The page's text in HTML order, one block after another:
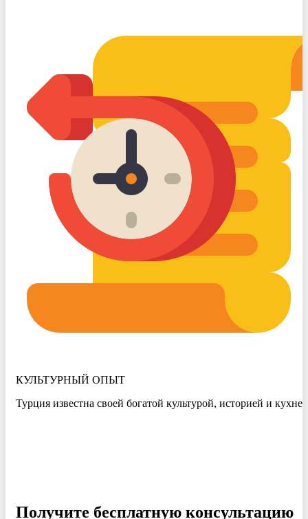
КУЛЬТУРНЫЙ ОПЫТ
Турция известна своей богатой культурой, историей и
Получите бесплатную консультацию